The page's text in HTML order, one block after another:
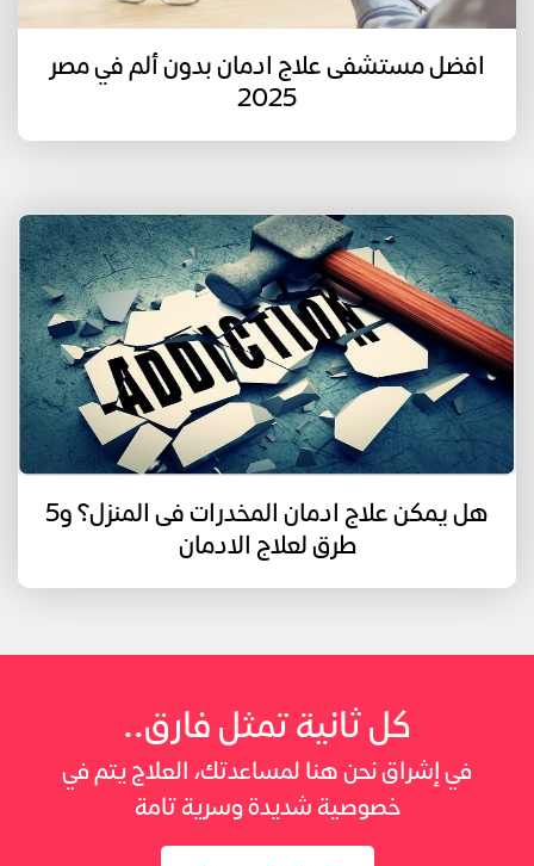
افضل مستشفى علاج ادمان بدون ألم في مصر
2025
هل يمكن علاج ادمان المخدرات فى المنزل؟ و5
طرق لعلاج الادمان
كل ثانية تمثل فارق..
في إشراق نحن هنا لمساعدتك، العلاج يتم في
خصوصية شديدة وسرية تامة